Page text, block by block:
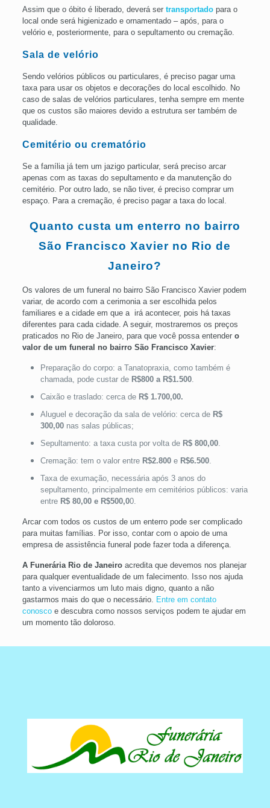
Assim que o óbito é liberado, deverá ser transportadopara o
local onde será higienizado e ornamentado – após, para o
velório e, posteriormente, para o sepultamento ou cremação.
Sala de velório
Sendo velórios públicos ou particulares, é preciso pagar uma
taxa para usar os objetos e decorações do local escolhido. No
caso de salas de velórios particulares, tenha sempre em mente
que os custos são maiores devido a estrutura ser também de
qualidade.
Cemitério ou crematório
Se a família já tem um jazigo particular, será preciso arcar
apenas com as taxas do sepultamento e da manutenção do
cemitério. Por outro lado, se não tiver, é preciso comprar um
espaço. Para a cremação, é preciso pagar a taxa do local.
Quanto custa um enterro no bairro
São Francisco Xavier no Rio de
Janeiro?
Os valores de um funeral no bairro São Francisco Xavier podem
variar, de acordo com a cerimonia a ser escolhida pelos
familiares e a cidade em que a irá acontecer, pois há taxas
diferentes para cada cidade. A seguir, mostraremos os preços
praticados no Rio de Janeiro, para que você possa entender o
valor de um funeral no bairro São Francisco Xavier:
Preparação do corpo: a Tanatopraxia, como também é
chamada, pode custar de R$800 a R$1.500.
Caixão e traslado: cerca de R$ 1.700,00.
Aluguel e decoração da sala de velório: cerca de R$
300,00nas salas públicas;
Sepultamento: a taxa custa por volta de R$ 800,00.
Cremação: tem o valor entre R$2.800e R$6.500.
Taxa de exumação, necessária após 3 anos do
sepultamento, principalmente em cemitérios públicos: varia
entre R$ 80,00 e R$500,00.
Arcar com todos os custos de um enterro pode ser complicado
para muitas famílias. Por isso, contar com o apoio de uma
empresa de assistência funeral pode fazer toda a diferença.
A Funerária Rio de Janeiroacredita que devemos nos planejar
para qualquer eventualidade de um falecimento. Isso nos ajuda
tanto a vivenciarmos um luto mais digno, quanto a não
gastarmos mais do que o necessário. Entre em contato
conoscoe descubra como nossos serviços podem te ajudar em
um momento tão doloroso.